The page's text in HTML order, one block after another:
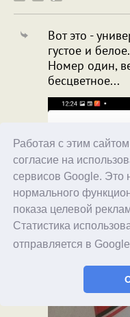
Работая с этим
согласие на
сервисов Google. Это
нормального
показа целевой
Статистика
отправляется в Google
Вот это -
густое и белое.
Номер один,
бесцветное...